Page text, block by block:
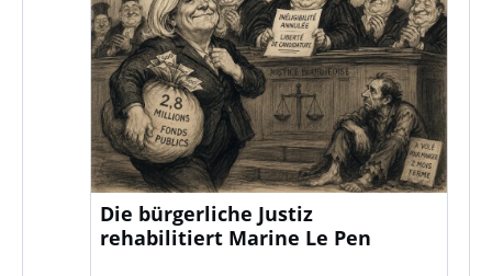
Die bürgerliche Justiz
rehabilitiert Marine Le Pen